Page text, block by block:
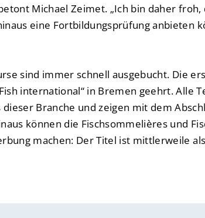
Michael Zeimet. „Ich bin daher
eine Fortbildungsprüfung anbieten
sind immer schnell ausgebucht. Die
international“ in Bremen geehrt. Alle
Branche und zeigen mit dem
können die Fischsommelières und
machen: Der Titel ist mittlerweile